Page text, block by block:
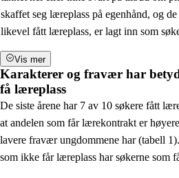
skaffet seg læreplass på egenhånd, og
likevel fått læreplass, er lagt inn som
Vis mer
Karakterer og fravær har
få læreplass
De siste årene har 7 av 10 søkere fått
at andelen som får lærekontrakt er
lavere fravær ungdommene har (tabell
som ikke får læreplass har søkerne som